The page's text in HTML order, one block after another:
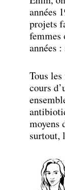
années
projets
femmes
années
Tous
cours
moyens
surtout,